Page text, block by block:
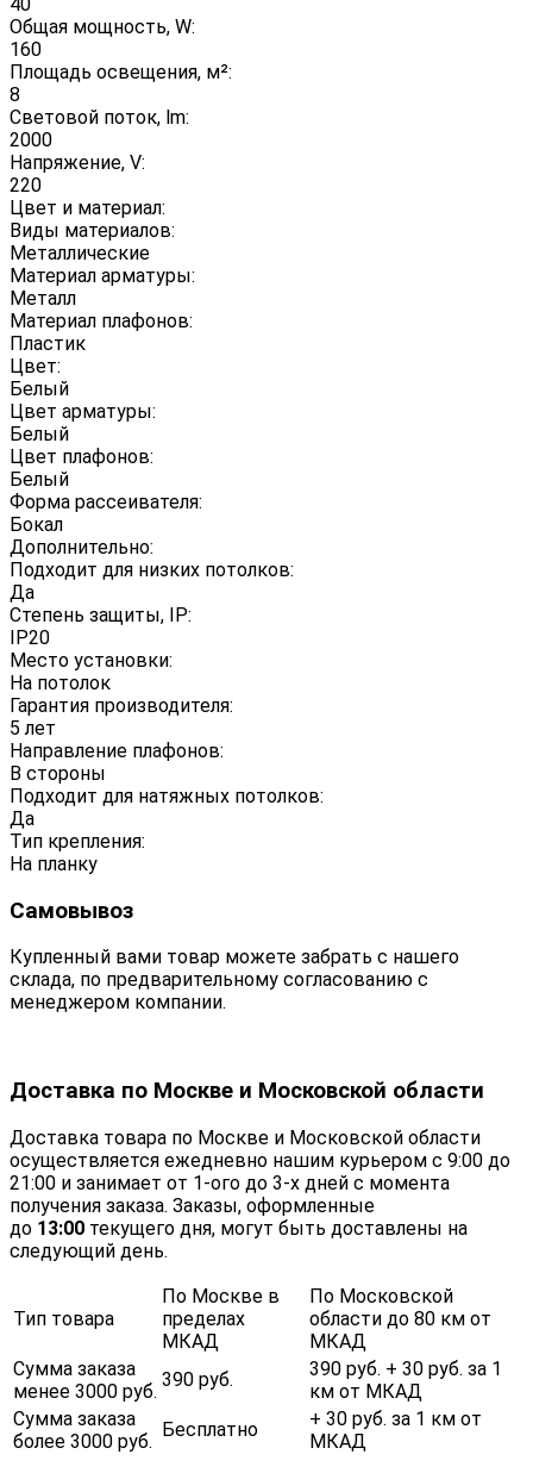
Общая мощность, W:
160
Площадь освещения, м²:
8
Световой поток, lm:
2000
Напряжение, V:
220
Цвет и материал:
Виды материалов:
Металлические
Материал арматуры:
Металл
Материал плафонов:
Пластик
Цвет:
Белый
Цвет арматуры:
Белый
Цвет плафонов:
Белый
Форма рассеивателя:
Бокал
Дополнительно:
Подходит для низких потолков:
Да
Степень защиты, IP:
IP20
Место установки:
На потолок
Гарантия производителя:
5 лет
Направление плафонов:
В стороны
Подходит для натяжных потолков:
Да
Тип крепления:
На планку
Самовывоз
Купленный вами товар можете забрать с нашего
склада, по предварительному согласованию с
менеджером компании.
Доставка по Москве и Московской области
Доставка товара по Москве и Московской области
осуществляется ежедневно нашим курьером с 9:00 до
21:00 и занимает от 1-ого до 3-х дней с момента
получения заказа. Заказы, оформленные
до 13:00 текущего дня, могут быть доставлены на
следующий день.
Тип товара
По Москве в
пределах
МКАД
По Московской
области до 80 км от
МКАД
Сумма заказа
менее 3000 руб.
390 руб.
390 руб. + 30 руб. за 1
км от МКАД
Сумма заказа
более 3000 руб.
Бесплатно
+ 30 руб. за 1 км от
МКАД